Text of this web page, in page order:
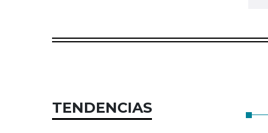
TENDENCIAS